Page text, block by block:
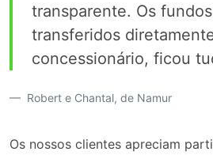
transparente. Os
transferidos
concessionário, ficou
Robert e Chantal, de Namur
Os nossos clientes apreciam